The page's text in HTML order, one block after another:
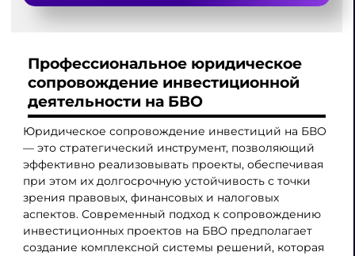
Профессиональное юридическое
сопровождение инвестиционной
деятельности на БВО
Юридическое сопровождение инвестиций на БВО
— это стратегический инструмент, позволяющий
эффективно реализовывать проекты, обеспечивая
при этом их долгосрочную устойчивость с точки
зрения правовых, финансовых и налоговых
аспектов. Современный подход к сопровождению
инвестиционных проектов на БВО предполагает
создание комплексной системы решений, которая